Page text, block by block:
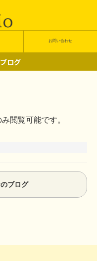
お問い合わせ
ログ
閲覧可能です。
ブログ